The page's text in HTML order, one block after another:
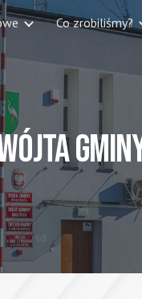
Skip to
Co zrobiliśmy?